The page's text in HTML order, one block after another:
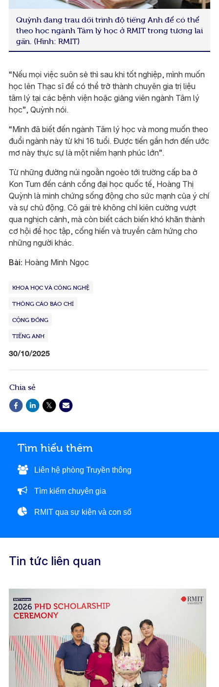
Quỳnh đang trau dồi trình độ tiếng Anh để có thể
theo học ngành Tâm lý học ở RMIT trong tương lai
gần. (Hình: RMIT)
“Nếu mọi việc suôn sẻ thì sau khi tốt nghiệp, mình muốn
học lên Thạc sĩ để có thể trở thành chuyên gia trị liệu
tâm lý tại các bệnh viện hoặc giảng viên ngành Tâm lý
học”, Quỳnh nói.
“Mình đã biết đến ngành Tâm lý học và mong muốn theo
đuổi ngành này từ khi 16 tuổi. Được tiến gần hơn đến ước
mơ này thực sự là một niềm hạnh phúc lớn”.
Từ những đường núi ngoằn ngoèo tới trường cấp ba ở
Kon Tum đến cánh cổng đại học quốc tế, Hoàng Thị
Quỳnh là minh chứng sống động cho sức mạnh của ý chí
và sự chủ động. Cô gái trẻ không chỉ kiên cường vượt
qua nghịch cảnh, mà còn biết cách biến khó khăn thành
cơ hội để học tập, cống hiến và truyền cảm hứng cho
những người khác.
Bài: Hoàng Minh Ngọc
KHOA HỌC VÀ CÔNG NGHỆ
THÔNG CÁO BÁO CHÍ
CỘNG ĐỒNG
TIẾNG ANH
30/10/2025
Chia sẻ
Tìm hiểu thêm
Liên hệ phòng Truyền thông
Tìm kiếm chuyên gia
RMIT qua sự kiện và con số
Tin tức liên quan